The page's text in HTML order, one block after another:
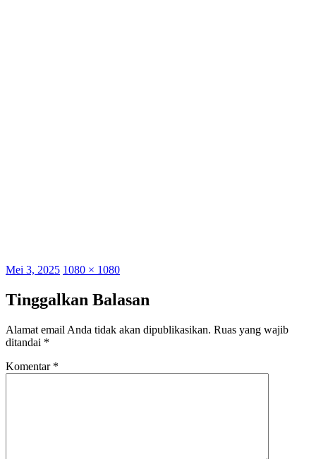
Posted
Mei 3, 2025 Full
1080 × 1080
Tinggalkan Balasan
Alamat email Anda tidak akan dipublikasikan. Ruas yang wajib
ditandai *
Komentar *